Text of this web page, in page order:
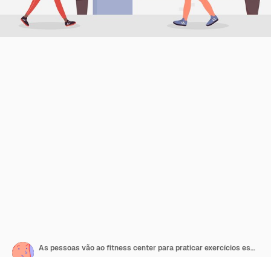
As pessoas vão ao fitness center para praticar exercícios esportivos na academia esportiva mulher e homem